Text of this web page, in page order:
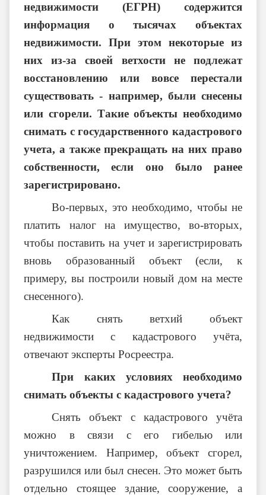
недвижимости (ЕГРН) содержится
информация о тысячах объектах
недвижимости. При этом некоторые из
них из-за своей ветхости не подлежат
восстановлению или вовсе перестали
существовать - например, были снесены
или сгорели. Такие объекты необходимо
снимать с государственного кадастрового
учета, а также прекращать на них право
собственности, если оно было ранее
зарегистрировано.
Во-первых, это необходимо, чтобы не
платить налог на имущество, во-вторых,
чтобы поставить на учет и зарегистрировать
вновь образованный объект (если, к
примеру, вы построили новый дом на месте
снесенного).
Как снять ветхий объект
недвижимости с кадастрового учёта,
отвечают эксперты Росреестра.
При каких условиях необходимо
снимать объекты с кадастрового учета?
Снять объект с кадастрового учёта
можно в связи с его гибелью или
уничтожением. Например, объект сгорел,
разрушился или был снесен. Это может быть
отдельно стоящее здание, сооружение, а